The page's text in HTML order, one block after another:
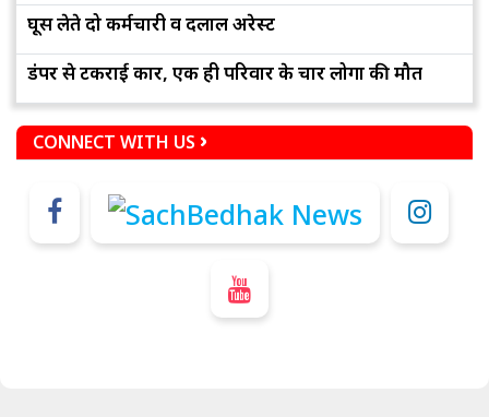
घूस लेते दो कर्मचारी व दलाल अरेस्ट
डंपर से टकराई कार, एक ही परिवार के चार लोगों की मौत
CONNECT WITH US